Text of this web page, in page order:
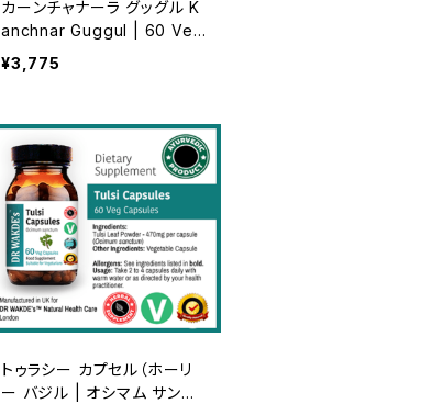
カーンチャナーラ グッグル K
anchnar Guggul | 60 Veg
Caps | Classical Ayurvedi
c Formula | Thyroid Supp
¥3,775
トゥラシー カプセル（ホーリ
ー バジル | オシマム サンク